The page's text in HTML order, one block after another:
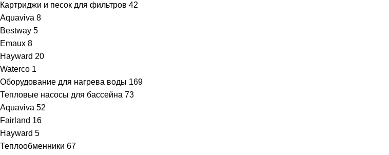
Картриджи и песок для фильтров 42
Aquaviva 8
Bestway 5
Emaux 8
Hayward 20
Waterco 1
Оборудование для нагрева воды 169
Тепловые насосы для бассейна 73
Aquaviva 52
Fairland 16
Hayward 5
Теплообменники 67